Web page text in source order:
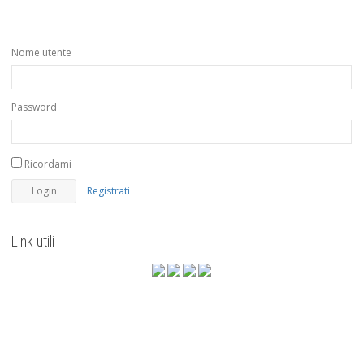
Nome utente
Password
Ricordami
Registrati
Link utili